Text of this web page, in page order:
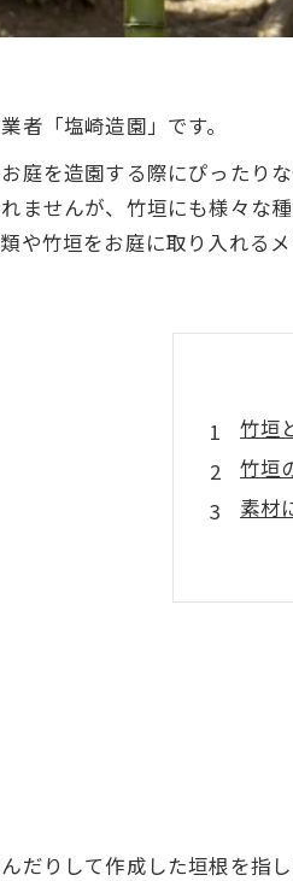
者「塩崎造園」です。
庭を造園する際にぴったり
ませんが、竹垣にも様々な
や竹垣をお庭に取り入れる
竹垣
竹垣
素材
見
だりして作成した垣根を指